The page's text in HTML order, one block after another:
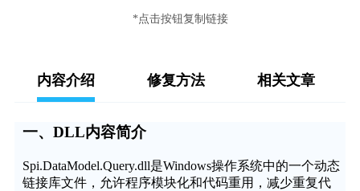
*点击按钮复制链接
内容介绍 修复方法 相关文章
一、DLL内容简介
Spi.DataModel.Query.dll是Windows操作系统中的一个动态
链接库文件，允许程序模块化和代码重用，减少重复代